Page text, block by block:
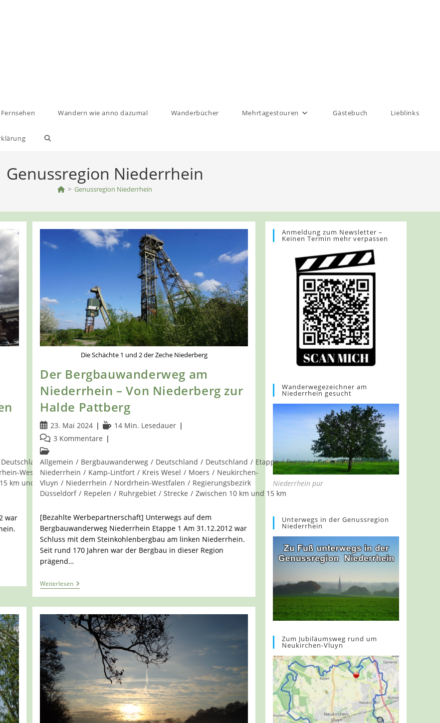
Wandern wie anno dazumal Wanderbücher Mehrtagestouren Gästebuch Lieblinks
Website-
umschalten
Genussregion Niederrhein
> Genussregion Niederrhein
Deutschland / Duisburg / Etappe / Europa / Genussregion
Westfalen / Regierungsbezirk
km und 20 km
war
Die Schächte 1 und 2 der Zeche Niederberg
Der Bergbauwanderweg am
Niederrhein – Von Niederberg zur
Halde Pattberg
Beitrag
veröffentlicht:
23. Mai 2024 Lesedauer:
14 Min. Lesedauer
Beitrags-
Kommentare:
3 Kommentare
Beitrags-
Kategorie:
Allgemein / Bergbauwanderweg / Deutschland / Deutschland / Etappe / Europa / Genussregion
Niederrhein / Kamp-Lintfort / Kreis Wesel / Moers / Neukirchen-
Vluyn / Niederrhein / Nordrhein-Westfalen / Regierungsbezirk
Düsseldorf / Repelen / Ruhrgebiet / Strecke / Zwischen 10 km und 15 km
[Bezahlte Werbepartnerschaft] Unterwegs auf dem
Bergbauwanderweg Niederrhein Etappe 1 Am 31.12.2012 war
Schluss mit dem Steinkohlenbergbau am linken Niederrhein.
Seit rund 170 Jahren war der Bergbau in dieser Region
prägend…
WeiterlesenDer
Bergbauwanderweg
Am
Niederrhein
–
Von
Niederberg
Halde
Pattberg
Anmeldung zum Newsletter –
Keinen Termin mehr verpassen
Wanderwegezeichner am
Niederrhein gesucht
Niederrhein pur
Unterwegs in der Genussregion
Niederrhein
Zum Jubiläumsweg rund um
Neukirchen-Vluyn